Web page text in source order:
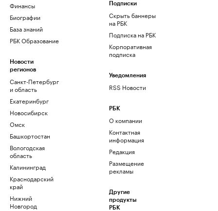
Финансы
Биографии
База знаний
РБК Образование
Новости
регионов
Санкт-Петербург
и область
Екатеринбург
Новосибирск
Омск
Башкортостан
Вологодская
область
Калининград
Краснодарский
край
Нижний
Новгород
Подписки
Скрыть баннеры
на РБК
Подписка на РБК
Корпоративная
подписка
Уведомления
RSS Новости
РБК
О компании
Контактная
информация
Редакция
Размещение
рекламы
Другие
продукты
РБК